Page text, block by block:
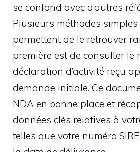
se confond avec d’autres
Plusieurs méthodes simples
permettent de le retrouver
première est de consulter le
déclaration d’activité reçu
demande initiale. Ce
NDA en bonne place et
données clés relatives à
telles que votre numéro